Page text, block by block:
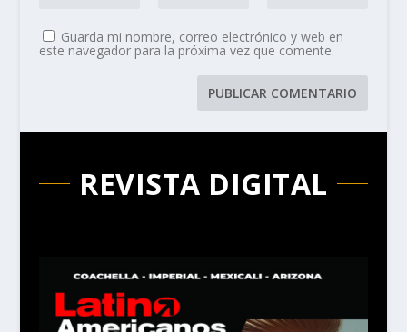
Guarda mi nombre, correo electrónico y web en
este navegador para la próxima vez que comente.
REVISTA DIGITAL